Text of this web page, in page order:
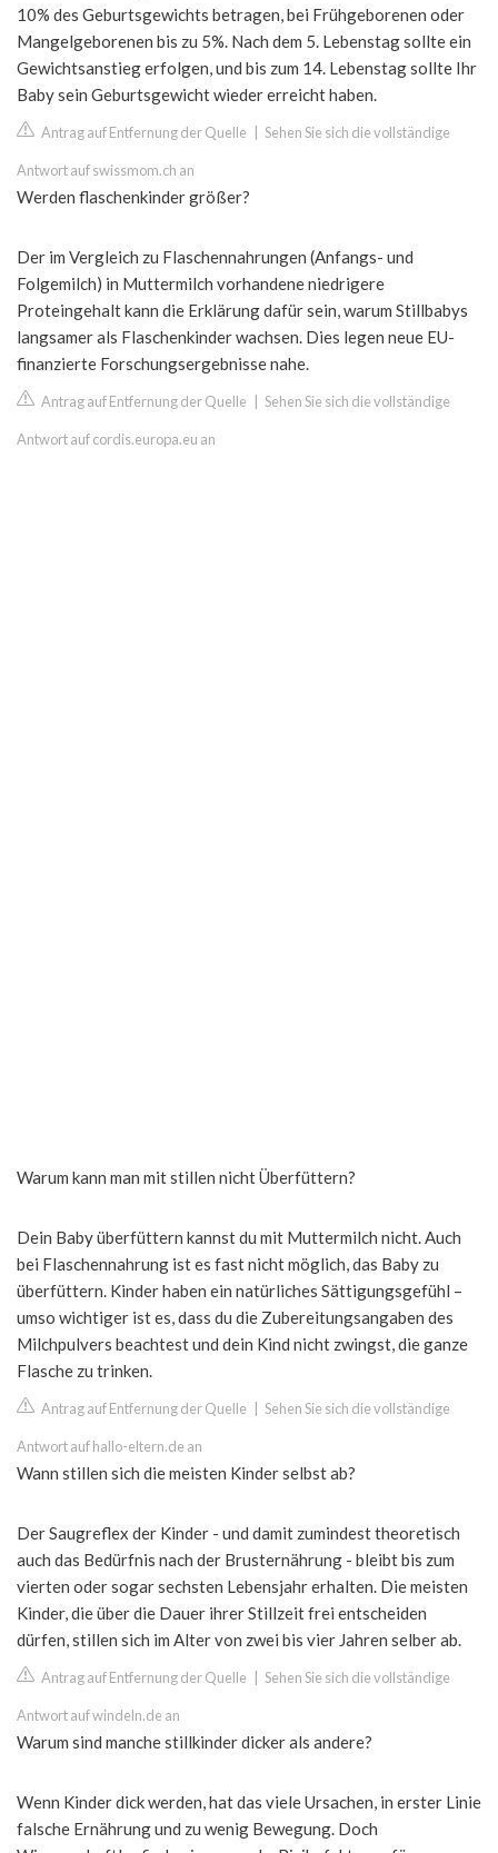
10% des Geburtsgewichts betragen, bei Frühgeborenen oder
Mangelgeborenen bis zu 5%. Nach dem 5. Lebenstag sollte ein
Gewichtsanstieg erfolgen, und bis zum 14. Lebenstag sollte Ihr
Baby sein Geburtsgewicht wieder erreicht haben.
Antrag auf Entfernung der Quelle Sehen Sie sich die vollständige
Antwort auf swissmom.ch an
Werden flaschenkinder größer?
Der im Vergleich zu Flaschennahrungen (Anfangs- und
Folgemilch) in Muttermilch vorhandene niedrigere
Proteingehalt kann die Erklärung dafür sein, warum Stillbabys
langsamer als Flaschenkinder wachsen. Dies legen neue EU-
finanzierte Forschungsergebnisse nahe.
Antrag auf Entfernung der Quelle Sehen Sie sich die vollständige
Antwort auf cordis.europa.eu an
Warum kann man mit stillen nicht Überfüttern?
Dein Baby überfüttern kannst du mit Muttermilch nicht. Auch
bei Flaschennahrung ist es fast nicht möglich, das Baby zu
überfüttern. Kinder haben ein natürliches Sättigungsgefühl –
umso wichtiger ist es, dass du die Zubereitungsangaben des
Milchpulvers beachtest und dein Kind nicht zwingst, die ganze
Flasche zu trinken.
Antrag auf Entfernung der Quelle Sehen Sie sich die vollständige
Antwort auf hallo-eltern.de an
Wann stillen sich die meisten Kinder selbst ab?
Der Saugreflex der Kinder - und damit zumindest theoretisch
auch das Bedürfnis nach der Brusternährung - bleibt bis zum
vierten oder sogar sechsten Lebensjahr erhalten. Die meisten
Kinder, die über die Dauer ihrer Stillzeit frei entscheiden
dürfen, stillen sich im Alter von zwei bis vier Jahren selber ab.
Antrag auf Entfernung der Quelle Sehen Sie sich die vollständige
Antwort auf windeln.de an
Warum sind manche stillkinder dicker als andere?
Wenn Kinder dick werden, hat das viele Ursachen, in erster Linie
falsche Ernährung und zu wenig Bewegung. Doch